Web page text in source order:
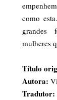
como
grandes
mulheres
Título
Autora:
Tradutor: